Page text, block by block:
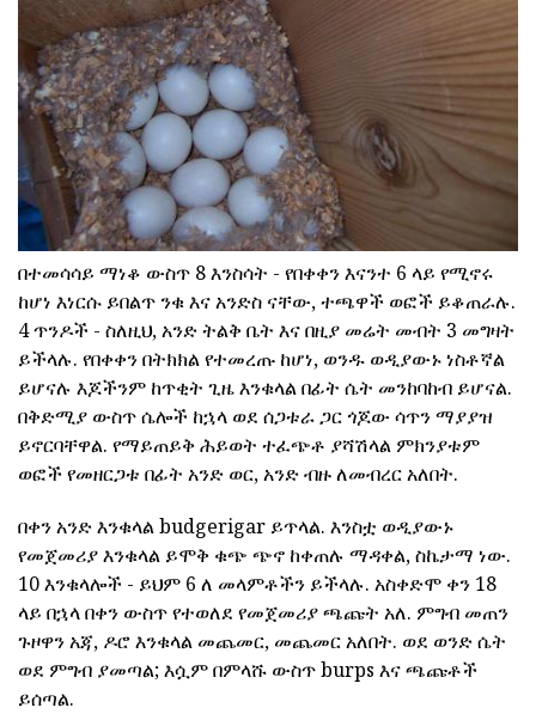
በተመሳሳይ ማነቆ ውስጥ 8 እንስሳት - የበቀቀን እናንተ 6 ላይ የሚኖሩ
ከሆነ እነርሱ ይበልጥ ንቁ እና አንድስ ናቸው, ተጫዋች ወፎች ይቆጠራሉ.
4 ጥንዶች - ስለዚህ, አንድ ትልቅ ቤት እና በዚያ መሬት መብት 3 መግዛት
ይችላሉ. የበቀቀን በትክክል የተመረጡ ከሆነ, ወንዱ ወዲያውኑ ነስቶኛል
ይሆናሉ እጆችንም ከጥቂት ጊዜ እንቁላል በፊት ሴት መንከባከብ ይሆናል.
በቅድሚያ ውስጥ ሴሎች ከኋላ ወደ ሰጋቱራ ጋር ጎጆው ሳጥን ማያያዝ
ይኖርባቸዋል. የማይጠይቅ ሕይወት ተፈጭቶ ያሻሽላል ምክንያቱም
ወፎች የመዘርጋቱ በፊት አንድ ወር, አንድ ብዙ ለመብረር አለበት.
በቀን አንድ እንቁላል budgerigar ይጥላል. እንስቷ ወዲያውኑ
የመጀመሪያ እንቁላል ይሞቅ ቁጭ ጭኖ ከቀጠሉ ማዳቀል, ስኬታማ ነው.
10 እንቁላሎች - ይህም 6 ለ መላምቶችን ይችላሉ. አስቀድሞ ቀን 18
ላይ በኋላ በቀን ውስጥ የተወለደ የመጀመሪያ ጫጩት አለ. ምግብ መጠን
ጉዞዋን አጃ, ዶሮ እንቁላል መጨመር, መጨመር አለበት. ወደ ወንድ ሴት
ወደ ምግብ ያመጣል; እሷም በምላሹ ውስጥ burps እና ጫጩቶች
ይሰጣል.